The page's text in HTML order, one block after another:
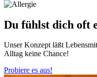
Du fühlst dich oft
Unser Konzept läßt
Alltag keine Chance!
Probiere es aus!